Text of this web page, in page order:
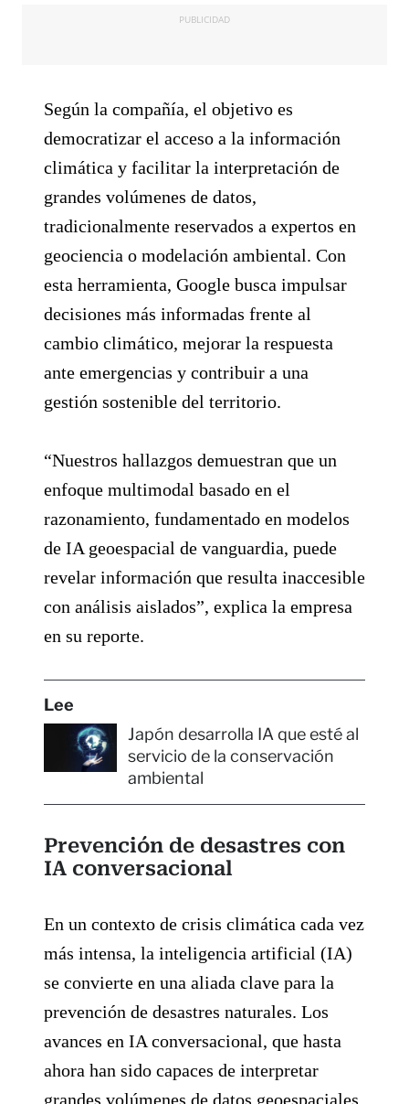
PUBLICIDAD
Según la compañía, el objetivo es
democratizar el acceso a la información
climática y facilitar la interpretación de
grandes volúmenes de datos,
tradicionalmente reservados a expertos en
geociencia o modelación ambiental. Con
esta herramienta, Google busca impulsar
decisiones más informadas frente al
cambio climático, mejorar la respuesta
ante emergencias y contribuir a una
gestión sostenible del territorio.
“Nuestros hallazgos demuestran que un
enfoque multimodal basado en el
razonamiento, fundamentado en modelos
de IA geoespacial de vanguardia, puede
revelar información que resulta inaccesible
con análisis aislados”, explica la empresa
en su reporte.
Lee
Japón desarrolla IA que esté al
servicio de la conservación
ambiental
Prevención de desastres con
IA conversacional
En un contexto de crisis climática cada vez
más intensa, la inteligencia artificial (IA)
se convierte en una aliada clave para la
prevención de desastres naturales. Los
avances en IA conversacional, que hasta
ahora han sido capaces de interpretar
grandes volúmenes de datos geoespaciales